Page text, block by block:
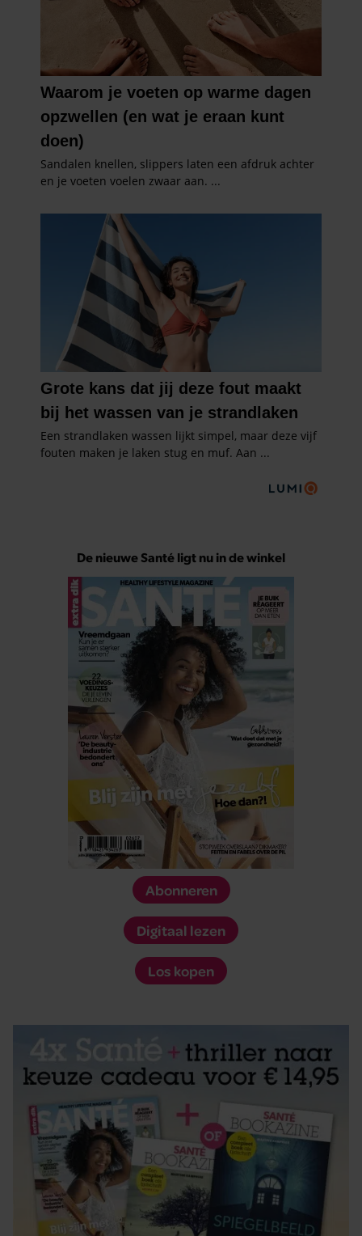
De nieuwe Santé ligt nu in de winkel
Abonneren
Digitaal lezen
Los kopen